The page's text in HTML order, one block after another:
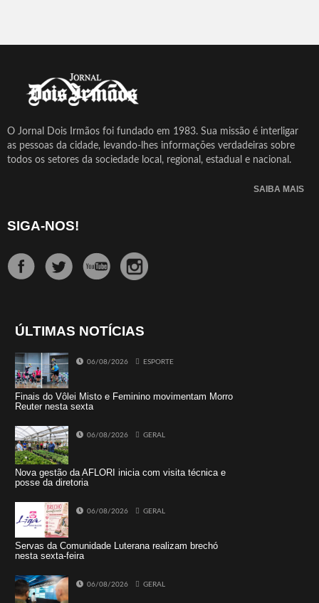
O Jornal Dois Irmãos foi fundado em 1983. Sua missão é interligar
as pessoas da cidade, levando-lhes informações verdadeiras sobre
todos os setores da sociedade local, regional, estadual e nacional.
SAIBA MAIS
SIGA-NOS!
ÚLTIMAS NOTÍCIAS
06/08/2026 ESPORTE
Finais do Vôlei Misto e Feminino movimentam Morro
Reuter nesta sexta
06/08/2026 GERAL
Nova gestão da AFLORI inicia com visita técnica e
posse da diretoria
06/08/2026 GERAL
Servas da Comunidade Luterana realizam brechó
nesta sexta-feira
06/08/2026 GERAL